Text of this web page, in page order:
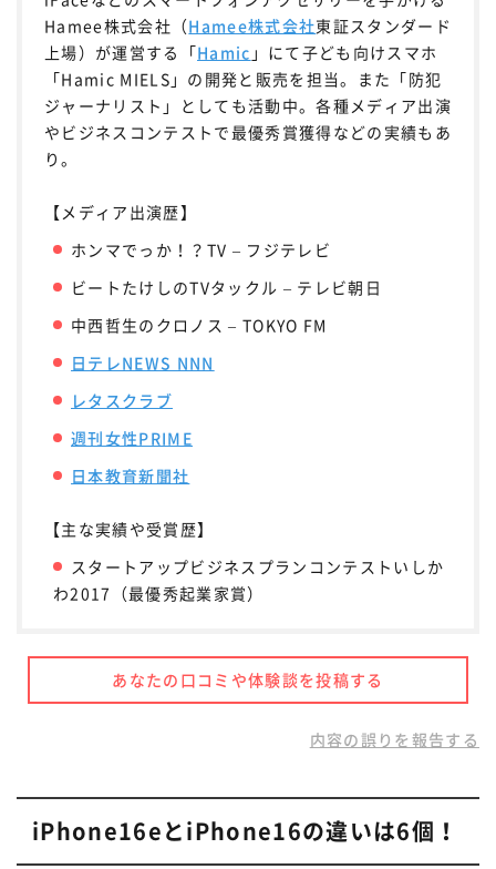
Hamee株式会社（Hamee株式会社東証スタンダード
上場）が運営する「Hamic 」にて子ども向けスマホ
「Hamic MIELS」の開発と販売を担当。また「防犯
ジャーナリスト」としても活動中。各種メディア出演
やビジネスコンテストで最優秀賞獲得などの実績もあ
り。
【メディア出演歴】
ホンマでっか！？TV – フジテレビ
ビートたけしのTVタックル – テレビ朝日
中西哲生のクロノス – TOKYO FM
日テレNEWS NNN
レタスクラブ
週刊女性PRIME
日本教育新聞社
【主な実績や受賞歴】
スタートアップビジネスプランコンテストいしか
わ2017（最優秀起業家賞）
あなたの口コミや体験談を投稿する
内容の誤りを報告する
iPhone16eとiPhone16の違いは6個！